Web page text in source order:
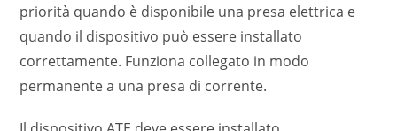
priorità quando è disponibile una presa elettrica e
quando il dispositivo può essere installato
correttamente. Funziona collegato in modo
permanente a una presa di corrente.